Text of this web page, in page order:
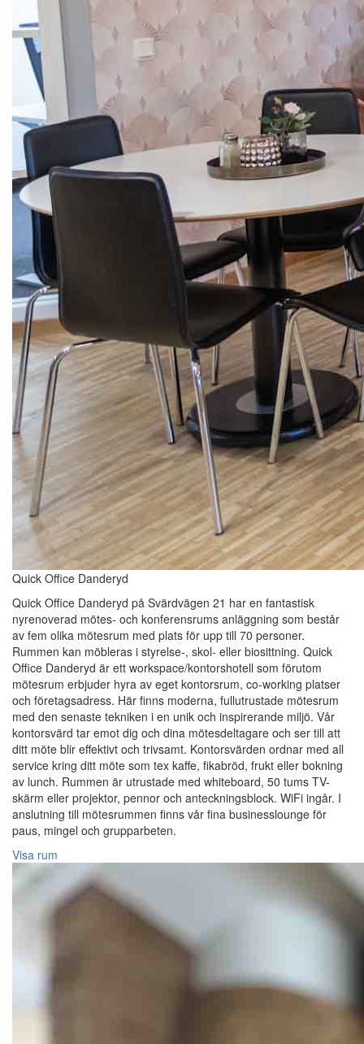
Quick Office Danderyd
Quick Office Danderyd på Svärdvägen 21 har en fantastisk
nyrenoverad mötes- och konferensrums anläggning som består
av fem olika mötesrum med plats för upp till 70 personer.
Rummen kan möbleras i styrelse-, skol- eller biosittning. Quick
Office Danderyd är ett workspace/kontorshotell som förutom
mötesrum erbjuder hyra av eget kontorsrum, co-working platser
och företagsadress. Här finns moderna, fullutrustade mötesrum
med den senaste tekniken i en unik och inspirerande miljö. Vår
kontorsvärd tar emot dig och dina mötesdeltagare och ser till att
ditt möte blir effektivt och trivsamt. Kontorsvärden ordnar med all
service kring ditt möte som tex kaffe, fikabröd, frukt eller bokning
av lunch. Rummen är utrustade med whiteboard, 50 tums TV-
skärm eller projektor, pennor och anteckningsblock. WiFi ingår. I
anslutning till mötesrummen finns vår fina businesslounge för
paus, mingel och grupparbeten.
Visa rum